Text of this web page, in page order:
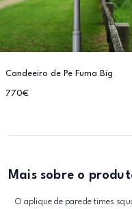
Candeeiro de Pe Fuma Big
770€
Mais sobre o
O aplique de parede times